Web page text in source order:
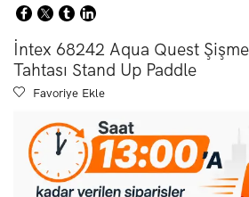
İntex 68242 Aqua Quest
Tahtası Stand Up Paddle
Favoriye Ekle